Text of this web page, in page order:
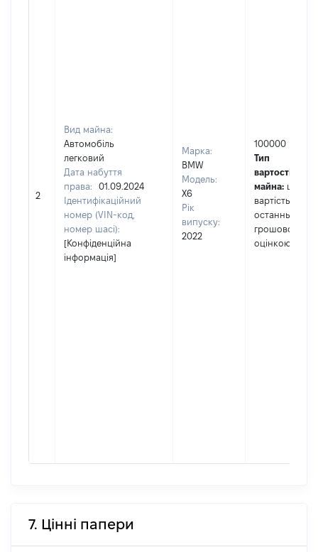
2
Вид майна:
Автомобіль
легковий
Дата набуття
права:
01.09.2024
Ідентифікаційний
номер (VIN-код,
номер шасі):
[Конфіденційна
інформація]
Марка:
BMW
Модель:
X6
Рік
випуску:
2022
100000
Тип
вартості
майна: це
вартість за
останньою
грошовою
оцінкою
7. Цінні папери